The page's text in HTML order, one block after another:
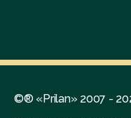
©® «Prilan» 2007 -